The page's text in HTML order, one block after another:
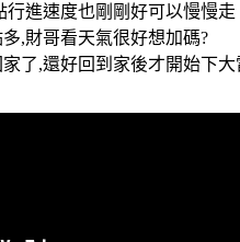
進速度也剛剛好可以慢慢走
,財哥看天氣很好想加碼?
了,還好回到家後才開始下